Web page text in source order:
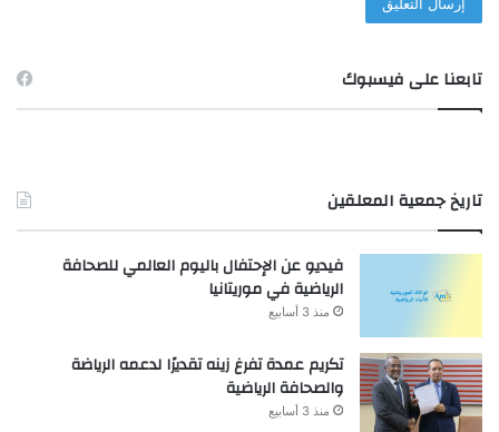
تابعنا على فيسبوك
تاريخ جمعية المعلقين
فيديو عن الإحتفال باليوم العالمي للصحافة
الرياضية في موريتانيا
منذ 3 أسابيع
تكريم عمدة تفرغ زينه تقديرًا لدعمه الرياضة
والصحافة الرياضية
منذ 3 أسابيع